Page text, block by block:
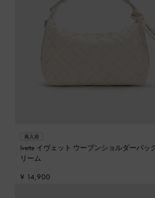
再入荷
Ivette イヴェット ウーブンショルダーバッ
リーム
¥ 14,900